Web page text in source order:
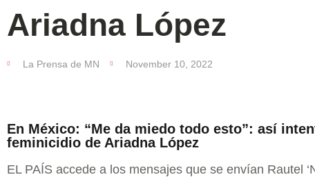
Ariadna López
La Prensa de MN November 10, 2022
En México: “Me da miedo todo esto”: así
feminicidio de Ariadna López
EL PAÍS accede a los mensajes que se envían Rautel